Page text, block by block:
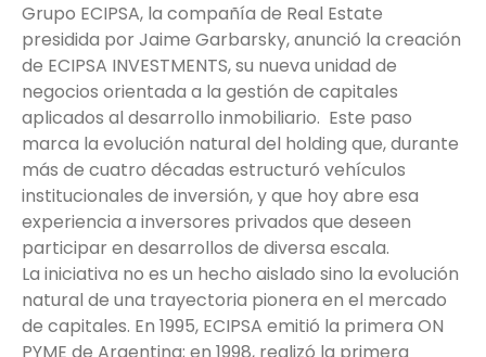
Grupo ECIPSA, la compañía de Real Estate
presidida por Jaime Garbarsky, anunció la creación
de ECIPSA INVESTMENTS, su nueva unidad de
negocios orientada a la gestión de capitales
aplicados al desarrollo inmobiliario. Este paso
marca la evolución natural del holding que, durante
más de cuatro décadas estructuró vehículos
institucionales de inversión, y que hoy abre esa
experiencia a inversores privados que deseen
participar en desarrollos de diversa escala.
La iniciativa no es un hecho aislado sino la evolución
natural de una trayectoria pionera en el mercado
de capitales. En 1995, ECIPSA emitió la primera ON